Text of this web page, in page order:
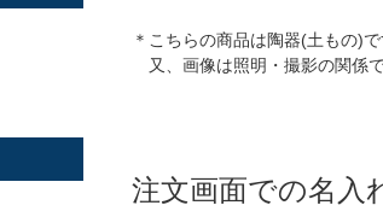
＊こちらの商品は陶器(土もの)
又、画像は照明・撮影の関係
注文画面での名入